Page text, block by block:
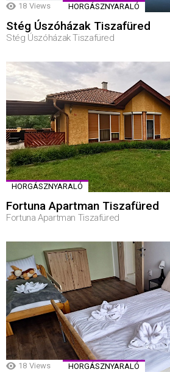
18 Views HORGÁSZNYARALÓ
Stég Úszóházak Tiszafüred
Stég Úszóházak Tiszafüred
HORGÁSZNYARALÓ
Fortuna Apartman Tiszafüred
Fortuna Apartman Tiszafüred
18 Views HORGÁSZNYARALÓ